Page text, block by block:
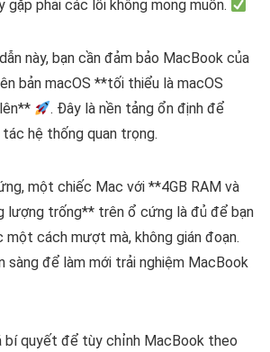
gặp phải các lỗi không mong muốn.
này, bạn cần đảm bảo MacBook của
bản macOS **tối thiểu là macOS
. Đây là nền tảng ổn định để
hệ thống quan trọng.
một chiếc Mac với **4GB RAM và
lượng trống** trên ổ cứng là đủ để bạn
cách mượt mà, không gián đoạn.
sàng để làm mới trải nghiệm MacBook
bí quyết để tùy chỉnh MacBook theo